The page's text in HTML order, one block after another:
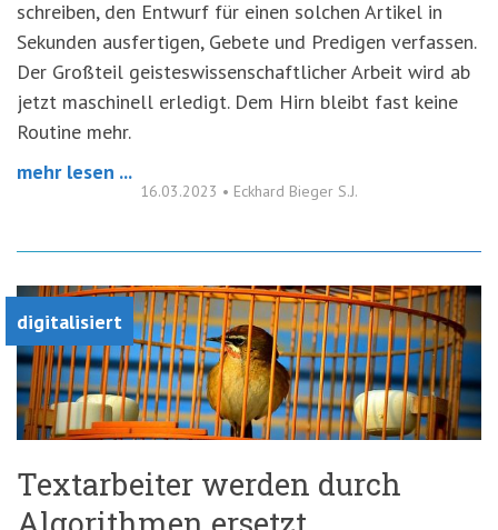
schreiben, den Entwurf für einen solchen Artikel in
Sekunden ausfertigen, Gebete und Predigen verfassen.
Der Großteil geisteswissenschaftlicher Arbeit wird ab
jetzt maschinell erledigt. Dem Hirn bleibt fast keine
Routine mehr.
mehr lesen ...
16.03.2023 • Eckhard Bieger S.J.
digitalisiert
Textarbeiter werden durch